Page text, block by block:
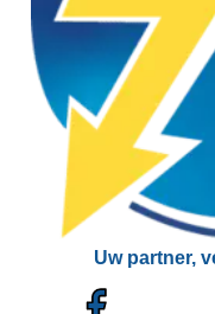
Uw partner,